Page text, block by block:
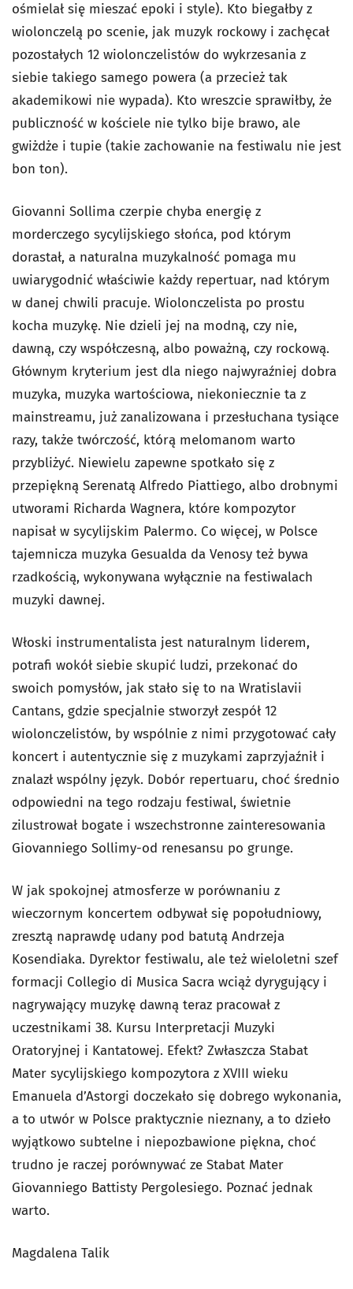
ośmielał się mieszać epoki i style). Kto biegałby z
wiolonczelą po scenie, jak muzyk rockowy i zachęcał
pozostałych 12 wiolonczelistów do wykrzesania z
siebie takiego samego powera (a przecież tak
akademikowi nie wypada). Kto wreszcie sprawiłby, że
publiczność w kościele nie tylko bije brawo, ale
gwiżdże i tupie (takie zachowanie na festiwalu nie jest
bon ton).
Giovanni Sollima czerpie chyba energię z
morderczego sycylijskiego słońca, pod którym
dorastał, a naturalna muzykalność pomaga mu
uwiarygodnić właściwie każdy repertuar, nad którym
w danej chwili pracuje. Wiolonczelista po prostu
kocha muzykę. Nie dzieli jej na modną, czy nie,
dawną, czy współczesną, albo poważną, czy rockową.
Głównym kryterium jest dla niego najwyraźniej dobra
muzyka, muzyka wartościowa, niekoniecznie ta z
mainstreamu, już zanalizowana i przesłuchana tysiące
razy, także twórczość, którą melomanom warto
przybliżyć. Niewielu zapewne spotkało się z
przepiękną Serenatą Alfredo Piattiego, albo drobnymi
utworami Richarda Wagnera, które kompozytor
napisał w sycylijskim Palermo. Co więcej, w Polsce
tajemnicza muzyka Gesualda da Venosy też bywa
rzadkością, wykonywana wyłącznie na festiwalach
muzyki dawnej.
Włoski instrumentalista jest naturalnym liderem,
potrafi wokół siebie skupić ludzi, przekonać do
swoich pomysłów, jak stało się to na Wratislavii
Cantans, gdzie specjalnie stworzył zespół 12
wiolonczelistów, by wspólnie z nimi przygotować cały
koncert i autentycznie się z muzykami zaprzyjaźnił i
znalazł wspólny język. Dobór repertuaru, choć średnio
odpowiedni na tego rodzaju festiwal, świetnie
zilustrował bogate i wszechstronne zainteresowania
Giovanniego Sollimy-od renesansu po grunge.
W jak spokojnej atmosferze w porównaniu z
wieczornym koncertem odbywał się popołudniowy,
zresztą naprawdę udany pod batutą Andrzeja
Kosendiaka. Dyrektor festiwalu, ale też wieloletni szef
formacji Collegio di Musica Sacra wciąż dyrygujący i
nagrywający muzykę dawną teraz pracował z
uczestnikami 38. Kursu Interpretacji Muzyki
Oratoryjnej i Kantatowej. Efekt? Zwłaszcza Stabat
Mater sycylijskiego kompozytora z XVIII wieku
Emanuela d’Astorgi doczekało się dobrego wykonania,
a to utwór w Polsce praktycznie nieznany, a to dzieło
wyjątkowo subtelne i niepozbawione piękna, choć
trudno je raczej porównywać ze Stabat Mater
Giovanniego Battisty Pergolesiego. Poznać jednak
warto.
Magdalena Talik